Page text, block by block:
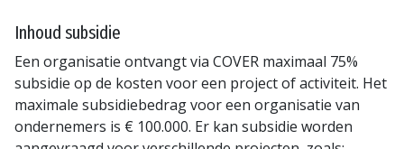
Inhoud subsidie
Een organisatie ontvangt via COVER maximaal 75%
subsidie op de kosten voor een project of activiteit. Het
maximale subsidiebedrag voor een organisatie van
ondernemers is € 100.000. Er kan subsidie worden